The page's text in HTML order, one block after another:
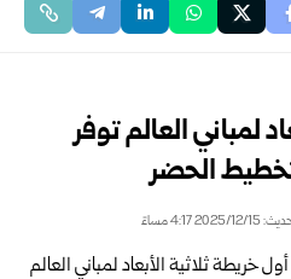
لمباني العالم توفر
الحضر
12/15 4:17 مساءً